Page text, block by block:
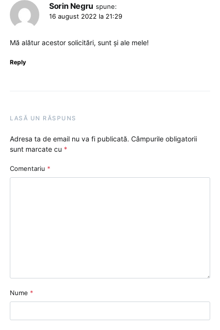
Sorin Negru spune:
16 august 2022 la 21:29
Mă alătur acestor solicitări, sunt și ale mele!
Reply
LASĂ UN RĂSPUNS
Adresa ta de email nu va fi publicată. Câmpurile obligatorii
sunt marcate cu *
Comentariu *
Nume *